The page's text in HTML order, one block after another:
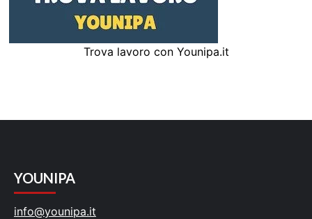
Trova lavoro con Younipa.it
YOUNIPA
info@younipa.it